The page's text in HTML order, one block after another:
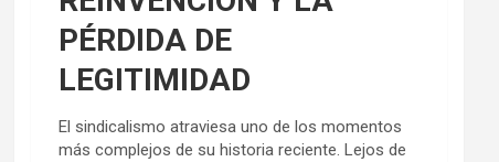
PÉRDIDA DE
LEGITIMIDAD
El sindicalismo atraviesa uno de los momentos
más complejos de su historia reciente. Lejos de